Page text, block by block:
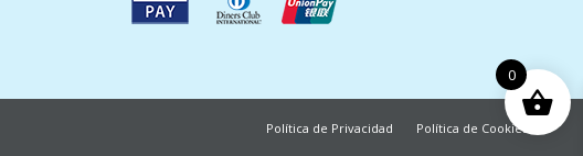
Política de Privacidad Política de Cookies
0